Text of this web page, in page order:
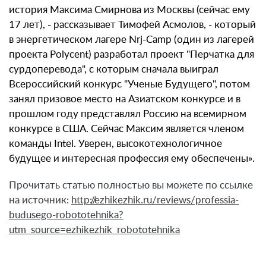
история Максима Смирнова из Москвы (сейчас ему
17 лет), - рассказывает Тимофей Асмолов, - который
в энергетическом лагере Nrj-Camp (один из лагерей
проекта Polycent) разработал проект "Перчатка для
сурдоперевода", с которым сначала выиграл
Всероссийский конкурс "Ученые Будущего", потом
занял призовое место на Азиатском конкурсе и в
прошлом году представлял Россию на всемирном
конкурсе в США. Сейчас Максим является членом
команды Intel. Уверен, высокотехнологичное
будущее и интересная профессия ему обеспечены».
Прочитать статью полностью вы можете по ссылке
на источник: http://ezhikezhik.ru/reviews/professia-
budusego-robototehnika?
utm_source=ezhikezhik_robototehnika